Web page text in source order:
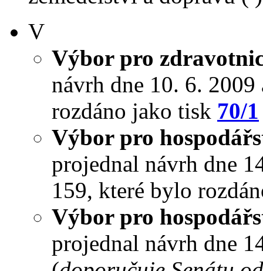
V
Výbor pro
návrh dne 10. 6.
rozdáno jako tisk 70/1
Výbor pro
projednal návrh dne
159, které bylo
Výbor pro
projednal návrh dne